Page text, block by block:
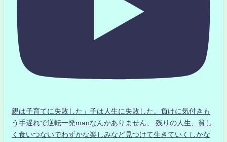
親は子育てに失敗した」子は人生に失敗した。負けに気付きも
う手遅れで逆転一発manなんかありません、 残りの人生、貧し
く食いつないでわずかな楽しみなど見つけて生きていくしかな